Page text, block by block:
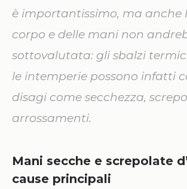
è importantissimo, ma anche
corpo e delle mani non
sottovalutata: gli sbalzi
le intemperie possono infatti
disagi come secchezza,
arrossamenti.
Mani secche e screpolate
cause principali